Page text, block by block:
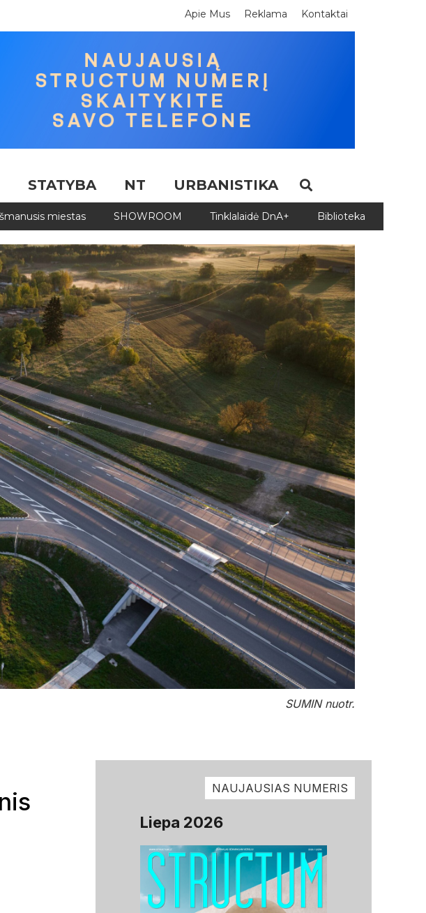
Apie Mus Reklama Kontaktai
STATYBA NT URBANISTIKA
miestas SHOWROOM Tinklalaidė DnA+ Biblioteka
SUMIN nuotr.
NAUJAUSIAS NUMERIS
Liepa 2026